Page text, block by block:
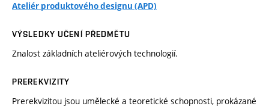
Ateliér produktového designu (APD)
VÝSLEDKY UČENÍ PŘEDMĚTU
Znalost základních ateliérových technologií.
PREREKVIZITY
Prerekvizitou jsou umělecké a teoretické schopnosti, prokázané